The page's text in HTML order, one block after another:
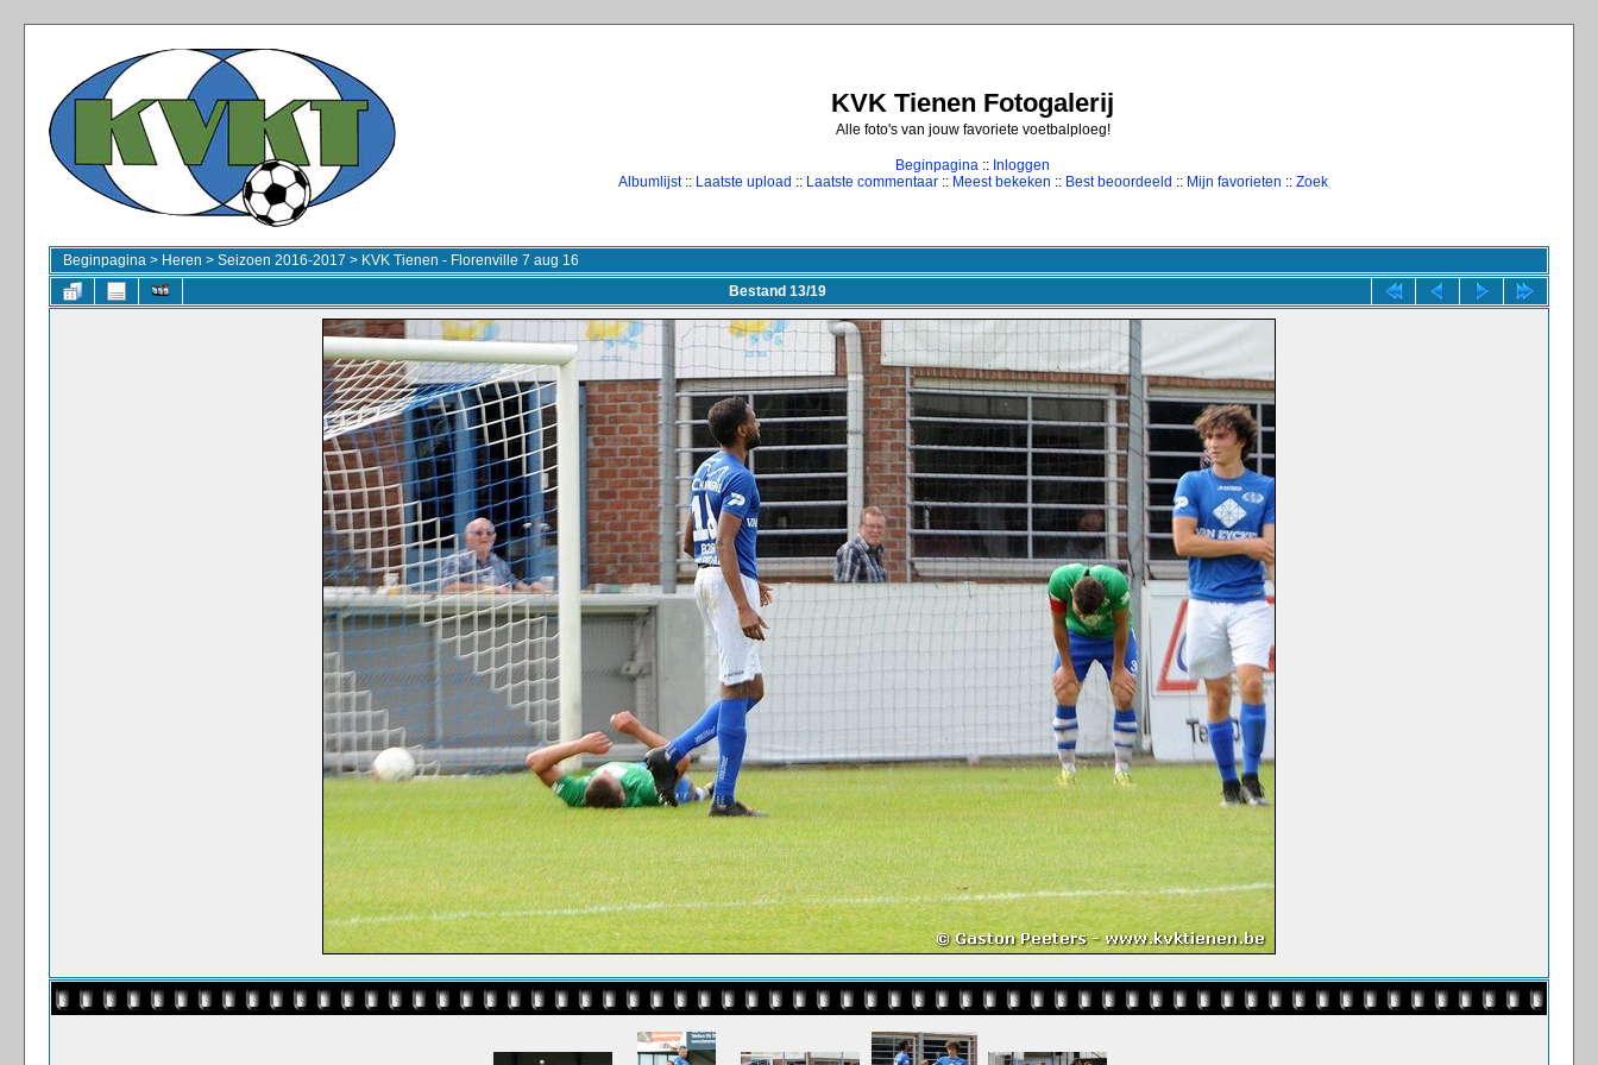
KVK Tienen Fotogalerij
Alle foto's van jouw favoriete voetbalploeg!
Beginpagina :: Inloggen
Albumlijst:: Laatste upload :: Laatste commentaar:: Meest bekeken :: Best beoordeeld :: Mijn favorieten :: Zoek
Beginpagina > Heren > Seizoen 2016-2017 > KVK Tienen - Florenville 7 aug 16
Bestand 13/19